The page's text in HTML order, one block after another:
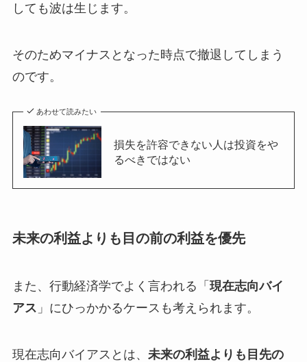
しても波は生じます。
そのためマイナスとなった時点で撤退してしまう
のです。
あわせて読みたい
損失を許容できない人は投資をや
るべきではない
未来の利益よりも目の前の利益を優先
また、行動経済学でよく言われる「 現在志向バイ
アス 」にひっかかるケースも考えられます。
現在志向バイアスとは、 未来の利益よりも目先の